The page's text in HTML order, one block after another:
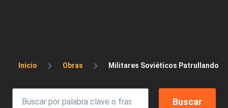
Sobrescribir enlaces de ayuda a la
Inicio Obras Militares Soviéticos Patrullando